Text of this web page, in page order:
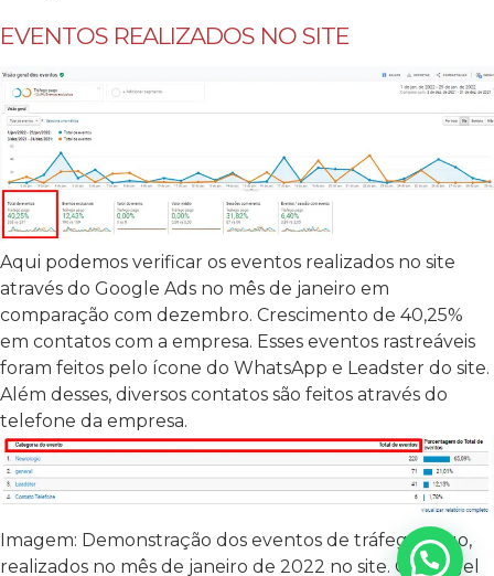
EVENTOS REALIZADOS NO SITE
Aqui podemos verificar os eventos realizados no site
através do Google Ads no mês de janeiro em
comparação com dezembro. Crescimento de 40,25%
em contatos com a empresa. Esses eventos rastreáveis
foram feitos pelo ícone do WhatsApp e Leadster do site.
Além desses, diversos contatos são feitos através do
telefone da empresa.
Imagem: Demonstração dos eventos de tráfego pago,
realizados no mês de janeiro de 2022 no site. O Googel